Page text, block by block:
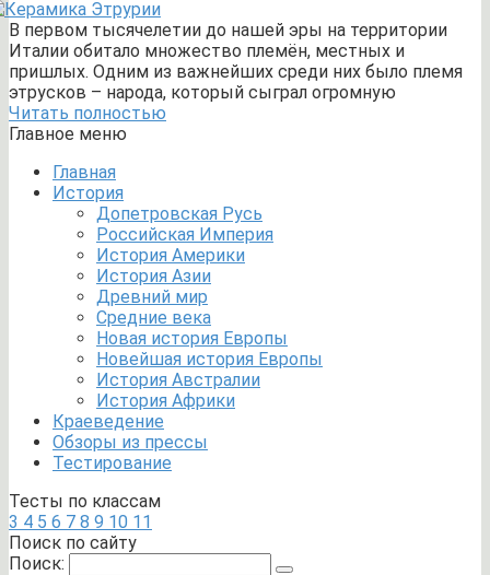
В первом тысячелетии до нашей эры на территории
Италии обитало множество племён, местных и
пришлых. Одним из важнейших среди них было племя
этрусков – народа, который сыграл огромную
Читать полностью
Главное меню
Главная
История
Допетровская Русь
Российская Империя
История Америки
История Азии
Древний мир
Средние века
Новая история Европы
Новейшая история Европы
История Австралии
История Африки
Краеведение
Обзоры из прессы
Тестирование
Тесты по классам
3 4 5 6 7 8 9 10 11
Поиск по сайту
Поиск: